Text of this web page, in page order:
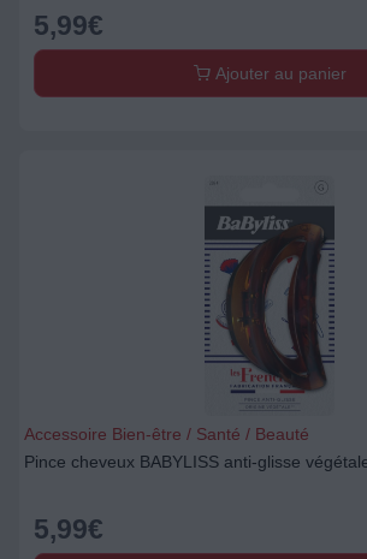
5,99€
Ajouter au panier
Accessoire Bien-être / Santé / Beauté
Pince cheveux BABYLISS anti-glisse
5,99€